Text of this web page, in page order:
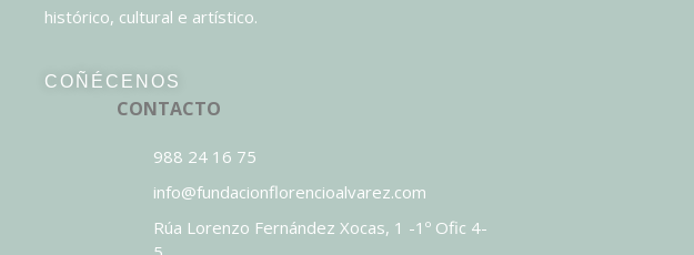
histórico, cultural e artístico.
COÑÉCENOS
CONTACTO
988 24 16 75
info@fundacionflorencioalvarez.com
Rúa Lorenzo Fernández Xocas, 1 -1º Ofic 4-